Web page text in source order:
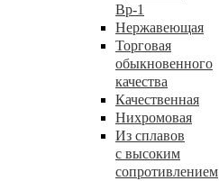
Вр-1
Нержавеющая
Торговая
обыкновенного
качества
Качественная
Нихромовая
Из сплавов
с высоким
сопротивлением